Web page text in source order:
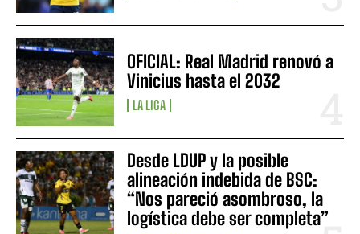
OFICIAL: Real Madrid renovó a
Vinicius hasta el 2032
LA LIGA
Desde LDUP y la posible
alineación indebida de BSC:
“Nos pareció asombroso, la
logística debe ser completa”